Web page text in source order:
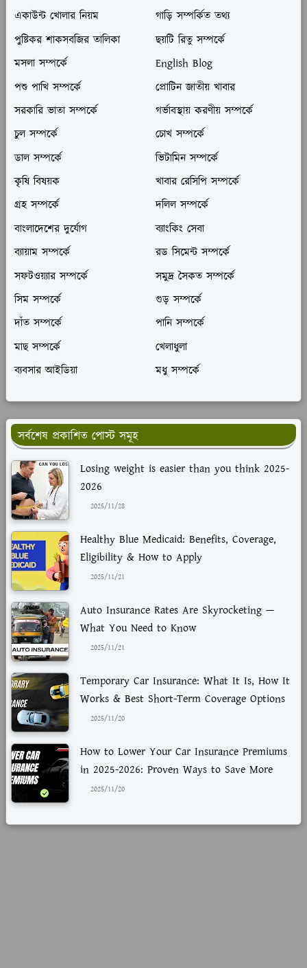
একাউন্ট খোলার নিয়ম
গাড়ি সম্পর্কিত তথ্য
পুষ্টিকর শাকসবজির তালিকা
ছয়টি রিতু সম্পর্কে
মসলা সম্পর্কে
English Blog
পশু পাখি সম্পর্কে
প্রোটিন জাতীয় খাবার
সরকারি ভাতা সম্পর্কে
গর্ভাবস্থায় করণীয় সম্পর্কে
চুল সম্পর্কে
চোখ সম্পর্কে
ডাল সম্পর্কে
ভিটামিন সম্পর্কে
কৃষি বিষয়ক
খাবার রেসিপি সম্পর্কে
গ্রহ সম্পর্কে
দলিল সম্পর্কে
বাংলাদেশের দুর্যোগ
ব্যাংকিং সেবা
ব্যায়াম সম্পর্কে
রড সিমেন্ট সম্পর্কে
সফটওয়্যার সম্পর্কে
সমুদ্র সৈকত সম্পর্কে
সিম সম্পর্কে
গুড় সম্পর্কে
দাঁত সম্পর্কে
পানি সম্পর্কে
মাছ সম্পর্কে
খেলাধুলা
ব্যবসার আইডিয়া
মধু সম্পর্কে
সর্বশেষ প্রকাশিত পোস্ট সমূহ
Losing weight is easier than you think 2025-
2026
2025/11/28
Healthy Blue Medicaid: Benefits, Coverage,
Eligibility & How to Apply
2025/11/21
Auto Insurance Rates Are Skyrocketing —
What You Need to Know
2025/11/21
Temporary Car Insurance: What It Is, How It
Works & Best Short-Term Coverage Options
2025/11/20
How to Lower Your Car Insurance Premiums
in 2025-2026: Proven Ways to Save More
2025/11/20